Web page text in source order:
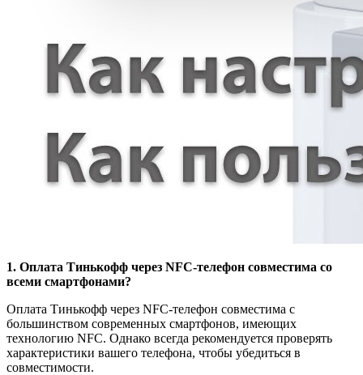
1. Оплата Тинькофф через NFC-телефон совместима со
всеми смартфонами?
Оплата Тинькофф через NFC-телефон совместима с
большинством современных смартфонов, имеющих
технологию NFC. Однако всегда рекомендуется проверять
характеристики вашего телефона, чтобы убедиться в
совместимости.